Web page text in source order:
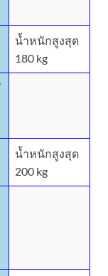
น้ำหนักสูงสุด
180 kg
น้ำหนักสูงสุด
200 kg